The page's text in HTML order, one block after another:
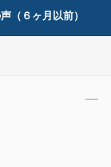
（６ヶ月以前）